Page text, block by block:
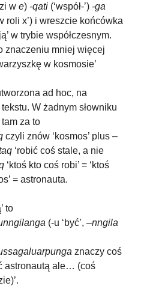
w e) -qati (‘współ-’) -ga
roli x’) i wreszcie końcówka
w trybie współczesnym.
znaczeniu mniej więcej
w kosmosie’
ad hoc, na
W żadnym słowniku
za to
czyli znów ‘kosmos’ plus –
‘robić coś stale, a nie
‘ktoś kto coś robi’ = ‘ktoś
= astronauta.
to
(-u ‘być’, –nngila
znaczy coś
astronautą ale… (coś